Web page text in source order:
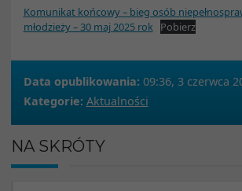
Komunikat końcowy – bieg osób
młodzieży – 30 maj 2025 rok Pobierz
Data opublikowania: 09:36, 3 czerwca
Kategorie: Aktualności
NA SKRÓTY